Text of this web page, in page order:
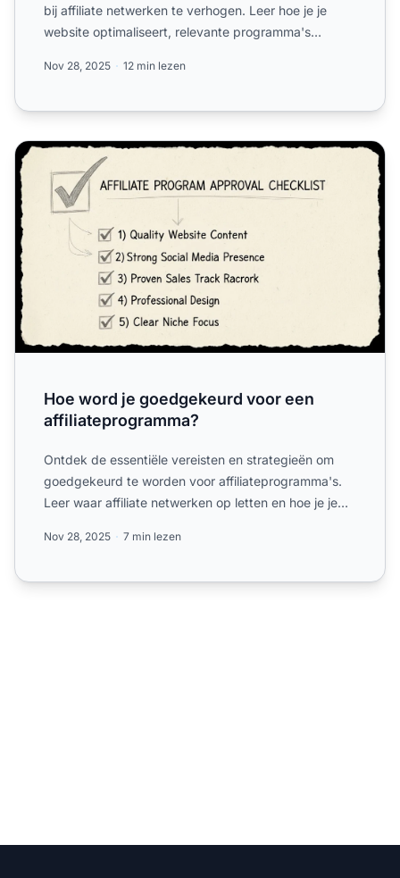
bij affiliate netwerken te verhogen. Leer hoe je je
website optimaliseert, relevante programma's
Nov 28, 2025 12 min lezen
Hoe word je goedgekeurd voor een affiliateprogramma?
Hoe word je goedgekeurd voor een
affiliateprogramma?
Ontdek de essentiële vereisten en strategieën om
goedgekeurd te worden voor affiliateprogramma's.
Leer waar affiliate netwerken op letten en hoe je je
Nov 28, 2025 7 min lezen